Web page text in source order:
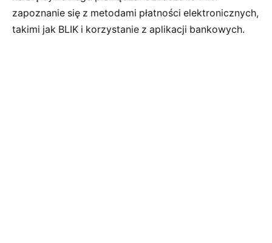
zapoznanie się z metodami płatności elektronicznych,
takimi jak BLIK i korzystanie z aplikacji bankowych.